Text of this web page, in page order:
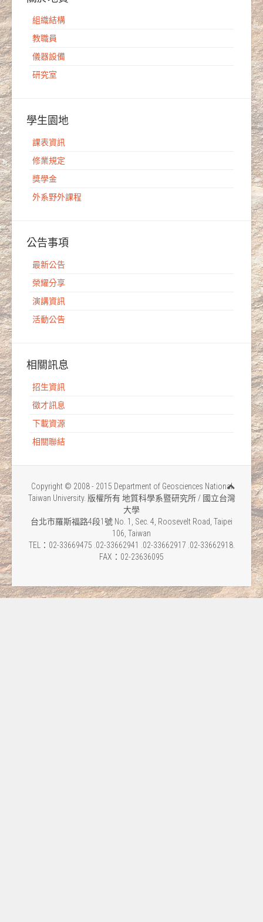
組織結構
教職員
儀器設備
研究室
學生園地
課表資訊
修業規定
獎學金
外系野外課程
公告事項
最新公告
榮耀分享
演講資訊
活動公告
相關訊息
招生資訊
徵才訊息
下載資源
相關聯結
Copyright © 2008 - 2015 Department of Geosciences National
Taiwan University. 版權所有 地質科學系暨研究所 / 國立台灣
大學
台北市羅斯福路4段1號 No. 1, Sec. 4, Roosevelt Road, Taipei
106, Taiwan
TEL：02-33669475 .02-33662941 .02-33662917 .02-33662918.
FAX：02-23636095